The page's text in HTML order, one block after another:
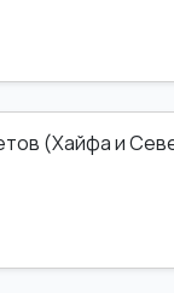
(Хайфа и